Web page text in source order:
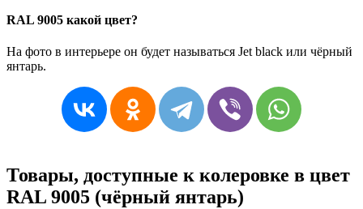
RAL 9005 какой цвет?
На фото в интерьере он будет называться Jet black или чёрный
янтарь.
Товары, доступные к колеровке в цвет
RAL 9005 (чёрный янтарь)